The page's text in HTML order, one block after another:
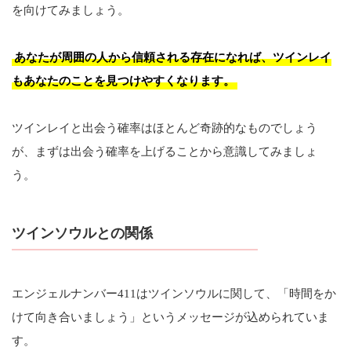
を向けてみましょう。
あなたが周囲の人から信頼される存在になれば、ツインレイ
もあなたのことを見つけやすくなります。
ツインレイと出会う確率はほとんど奇跡的なものでしょう
が、まずは出会う確率を上げることから意識してみましょ
う。
ツインソウルとの関係
エンジェルナンバー411はツインソウルに関して、「時間をか
けて向き合いましょう」というメッセージが込められていま
す。